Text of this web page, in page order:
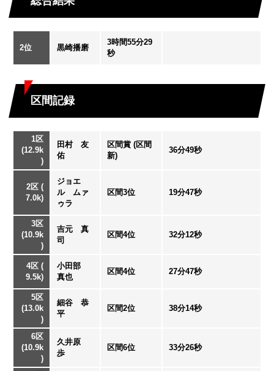
2位 黒崎播磨
3時間55分29
秒
区間記録
1区
(12.9k
)
田村 友
佑
区間賞 (区間
新)
36分49秒
2区 (
7.0k)
ジョエ
ル ムァ
ゥラ
区間3位 19分47秒
3区
(10.9k
)
吉元 真
司
区間4位 32分12秒
4区 (
9.5k)
小田部
真也
区間4位 27分47秒
5区
(13.0k
)
細谷 恭
平
区間2位 38分14秒
6区
(10.9k
)
久井原
歩
区間6位 33分26秒